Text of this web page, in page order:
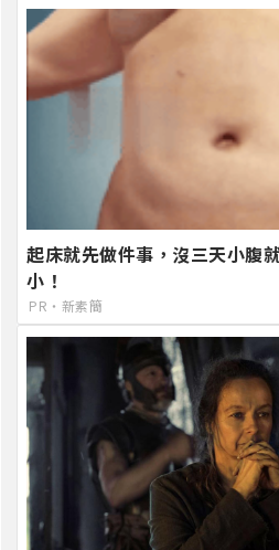
起床就先做件事，沒三天小腹
小！
PR・新素簡